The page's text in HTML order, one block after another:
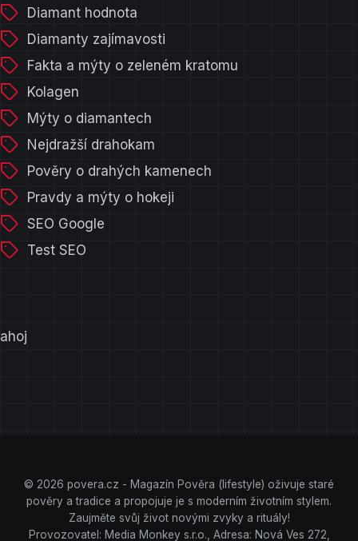
Diamant hodnota
Diamanty zajímavosti
Fakta a mýty o zeleném kratomu
Kolagen
Mýty o diamantech
Nejdražší drahokam
Pověry o drahých kamenech
Pravdy a mýty o hokeji
SEO Google
Test SEO
ahoj
© 2026 povera.cz - Magazín Pověra (lifestyle) oživuje staré
pověry a tradice a propojuje je s moderním životním stylem.
Zaujměte svůj život novými zvyky a rituály!
Provozovatel: Media Monkey s.r.o., Adresa: Nová Ves 272,